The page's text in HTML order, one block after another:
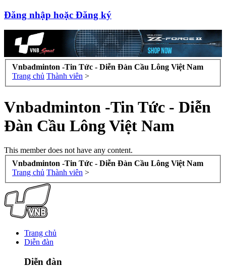
Đăng nhập hoặc Đăng ký
Vnbadminton -Tin Tức - Diễn Đàn Cầu Lông Việt Nam
Trang chủ Thành viên >
Vnbadminton -Tin Tức - Diễn
Đàn Cầu Lông Việt Nam
This member does not have any content.
Vnbadminton -Tin Tức - Diễn Đàn Cầu Lông Việt Nam
Trang chủ Thành viên >
Trang chủ
Diễn đàn
Diễn đàn